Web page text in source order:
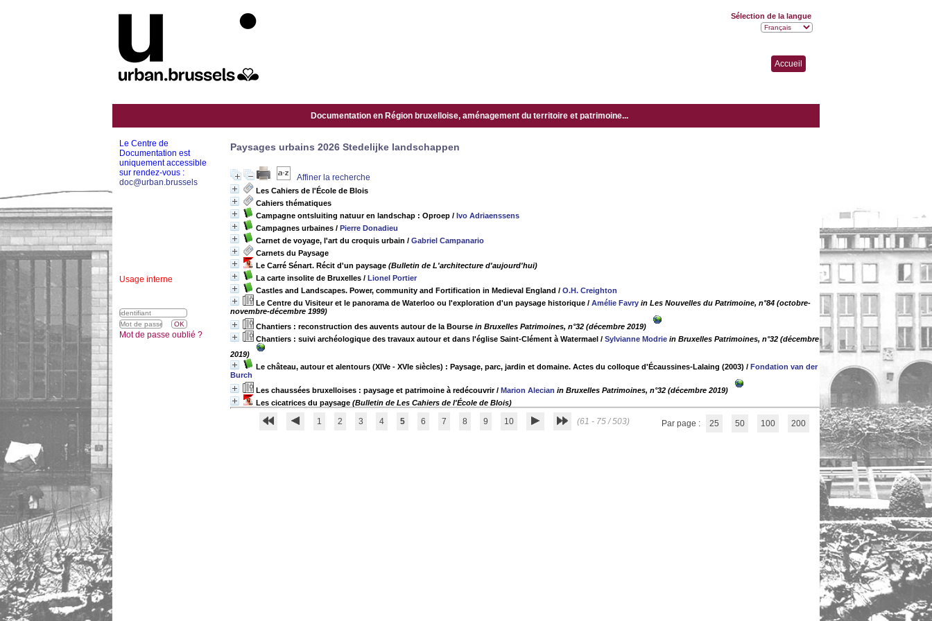
Accueil
Documentation en Région bruxelloise, aménagement du territoire et patrimoine...
Paysages urbains 2026 Stedelijke landschappen
Affiner la recherche
Les Cahiers de l'École de Blois
Cahiers thématiques
Campagne ontsluiting natuur en landschap : Oproep / Ivo Adriaenssens
Campagnes urbaines / Pierre Donadieu
Carnet de voyage, l'art du croquis urbain / Gabriel Campanario
Carnets du Paysage
Le Carré Sénart. Récit d'un paysage (Bulletin de L'architecture d'aujourd'hui)
La carte insolite de Bruxelles / Lionel Portier
Castles and Landscapes. Power, community and Fortification in Medieval England / O.H. Creighton
Le Centre du Visiteur et le panorama de Waterloo ou l'exploration d'un paysage historique / Amélie Favry in Les Nouvelles du Patrimoine, n°84 (octobre-
novembre-décembre 1999)
Chantiers : reconstruction des auvents autour de la Bourse in Bruxelles Patrimoines, n°32 (décembre 2019)
Chantiers : suivi archéologique des travaux autour et dans l'église Saint-Clément à Watermael / Sylvianne Modrie in Bruxelles Patrimoines, n°32 (décembre
2019)
Le château, autour et alentours (XIVe - XVIe siècles) : Paysage, parc, jardin et domaine. Actes du colloque d'Écaussines-Lalaing (2003) / Fondation van der
Burch
Les chaussées bruxelloises : paysage et patrimoine à redécouvrir/ Marion Alecian in Bruxelles Patrimoines, n°32 (décembre 2019)
Les cicatrices du paysage (Bulletin de Les Cahiers de l'École de Blois)
1 2 3 4 5 6 7 8 9 10 (61 - 75 / 503) Par page : 25 50 100 200
Le Centre de
Documentation est
uniquement accessible
sur rendez-vous :
doc@urban.brussels
Usage interne
Sélection de la langue
Mot de passe oublié ?